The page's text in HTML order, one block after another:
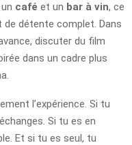
café et un bar à vin, ce
détente complet. Dans
discuter du film
dans un cadre plus
l’expérience. Si tu
Si tu es en
Et si tu es seul, tu